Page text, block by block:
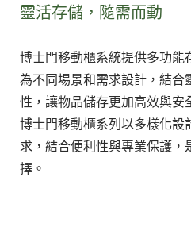
靈活存儲，隨需而動
博士門移動櫃系統提供多功能
為不同場景和需求設計，結合
性，讓物品儲存更加高效與安
博士門移動櫃系列以多樣化設
求，結合便利性與專業保護，
擇。